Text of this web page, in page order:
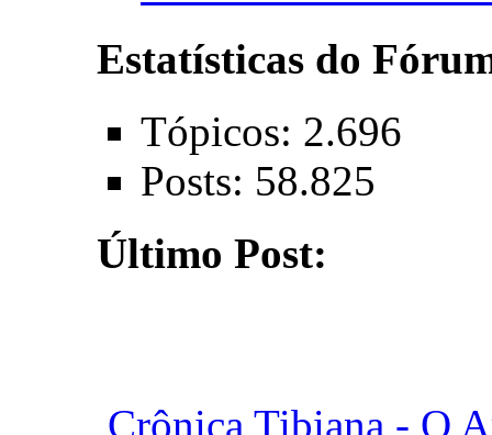
Estatísticas do
Tópicos: 2.696
Posts: 58.825
Último Post:
Crônica Tibiana - O